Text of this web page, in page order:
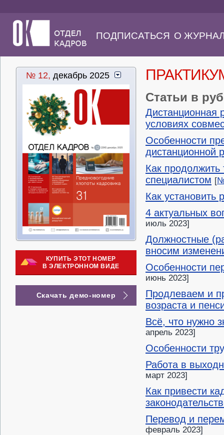
ПОДПИСАТЬСЯ О
№ 12, декабрь 2025
КУПИТЬ ЭТОТ НОМЕР
В ЭЛЕКТРОННОМ ВИДЕ
Скачать демо-номер
Статьи в
Дистанционная
условиях
Особенности
дистанционной
Как
специалистом [
Как установить
4 актуальных
июль 2023]
Должностные
вносим
Особенности
июнь 2023]
Продлеваем и
возраста и
Всё, что нужно
апрель 2023]
Особенности
Работа в
март 2023]
Как привести
Перевод и
февраль 2023]